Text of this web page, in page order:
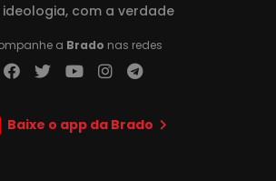
ideologia, com a verdade
a Brado nas redes
Baixe o app da Brado